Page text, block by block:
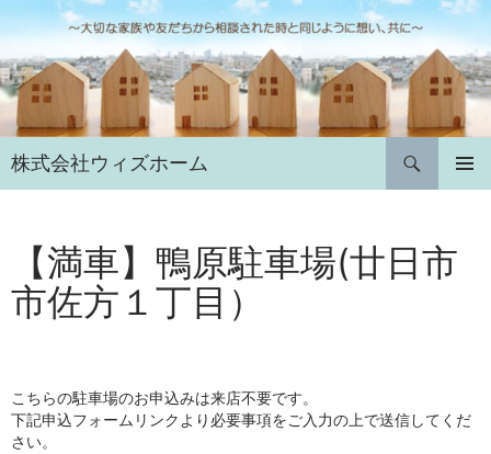
ン
テ
ン
ツ
へ
ス
キ
株式会社ウィズホーム
検
索
【満車】鴨原駐車場(廿日市
市佐方１丁目）
こちらの駐車場のお申込みは来店不要です。
下記申込フォームリンクより必要事項をご入力の上で送信してくだ
さい。